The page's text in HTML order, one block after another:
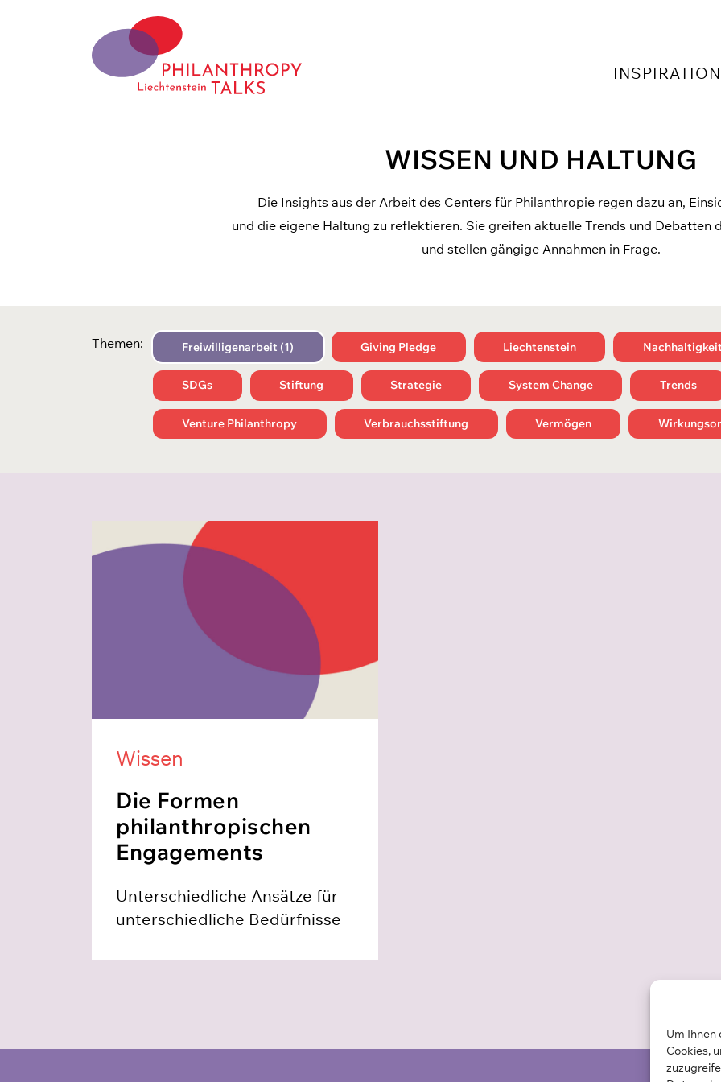
Um Ihnen
Cookies,
WISSEN UND HALTUNG
Die Insights aus der Arbeit des Centers für Philanthropie regen dazu an,
und die eigene Haltung zu reflektieren. Sie greifen aktuelle Trends und Debatten
und stellen gängige Annahmen in Frage.
Themen: Freiwilligenarbeit (1) Giving Pledge Liechtenstein Nachhaltigkeit
SDGs Stiftung Strategie System Change Trends
Venture Philanthropy Verbrauchsstiftung Vermögen
Wissen
Die Formen
philanthropischen
Engagements
Unterschiedliche Ansätze für
unterschiedliche Bedürfnisse